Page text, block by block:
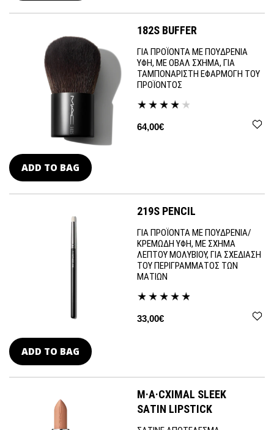
182S BUFFER
ΓΙΑ ΠΡΟΪΟΝΤΑ ΜΕ ΠΟΥΔΡΕΝΙΑ
ΥΦΗ, ΜΕ ΟΒΑΛ ΣΧΗΜΑ, ΓΙΑ
ΤΑΜΠΟΝΑΡΙΣΤΗ ΕΦΑΡΜΟΓΗ ΤΟΥ
ΠΡΟΪΟΝΤΟΣ
64,00€
ADD TO BAG
219S PENCIL
ΓΙΑ ΠΡΟΪΟΝΤΑ ΜΕ ΠΟΥΔΡΕΝΙΑ/
ΚΡΕΜΩΔΗ ΥΦΗ, ΜΕ ΣΧΗΜΑ
ΛΕΠΤΟΥ ΜΟΛΥΒΙΟΥ, ΓΙΑ ΣΧΕΔΙΑΣΗ
ΤΟΥ ΠΕΡΙΓΡΑΜΜΑΤΟΣ ΤΩΝ
ΜΑΤΙΩΝ
33,00€
ADD TO BAG
M·A·CXIMAL SLEEK
SATIN LIPSTICK